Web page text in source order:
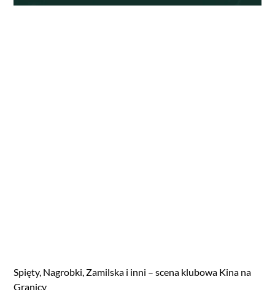
Spięty, Nagrobki, Zamilska i inni – scena klubowa Kina na
Granicy